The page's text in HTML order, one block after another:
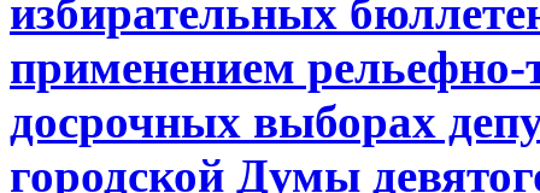
избирательных
применением
досрочных выборах
городской Думы